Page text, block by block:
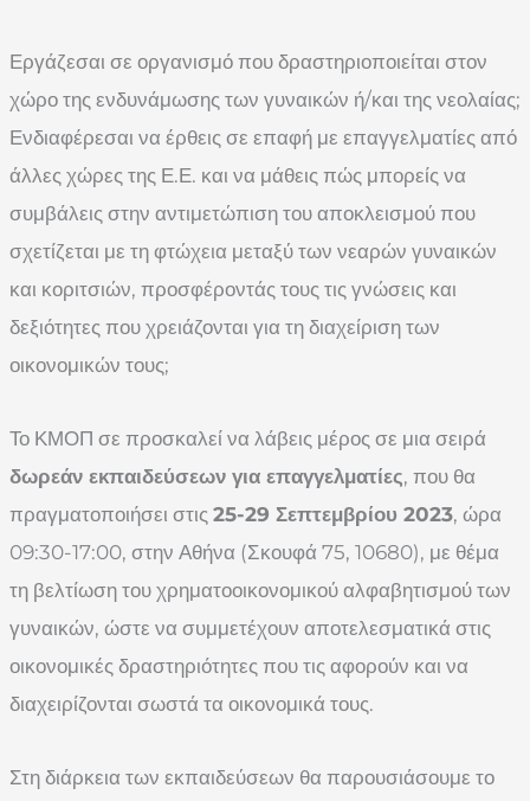
Εργάζεσαι σε οργανισμό που δραστηριοποιείται στον
χώρο της ενδυνάμωσης των γυναικών ή/και της νεολαίας;
Ενδιαφέρεσαι να έρθεις σε επαφή με επαγγελματίες από
άλλες χώρες της Ε.Ε. και να μάθεις πώς μπορείς να
συμβάλεις στην αντιμετώπιση του αποκλεισμού που
σχετίζεται με τη φτώχεια μεταξύ των νεαρών γυναικών
και κοριτσιών, προσφέροντάς τους τις γνώσεις και
δεξιότητες που χρειάζονται για τη διαχείριση των
οικονομικών τους;
Το ΚΜΟΠ σε προσκαλεί να λάβεις μέρος σε μια σειρά
δωρεάν εκπαιδεύσεων για επαγγελματίες, που θα
πραγματοποιήσει στις 25-29 Σεπτεμβρίου 2023, ώρα
09:30-17:00, στην Αθήνα (Σκουφά 75, 10680), με θέμα
τη βελτίωση του χρηματοοικονομικού αλφαβητισμού των
γυναικών, ώστε να συμμετέχουν αποτελεσματικά στις
οικονομικές δραστηριότητες που τις αφορούν και να
διαχειρίζονται σωστά τα οικονομικά τους.
Στη διάρκεια των εκπαιδεύσεων θα παρουσιάσουμε το